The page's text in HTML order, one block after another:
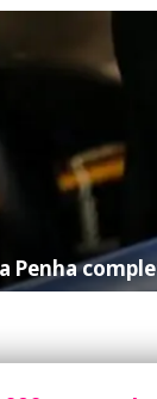
Penha